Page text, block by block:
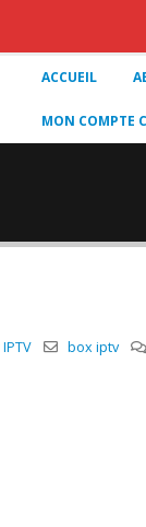
ACCUEIL
MON COMPTE
box iptv